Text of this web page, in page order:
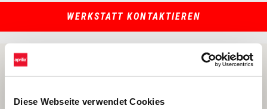
Diese Webseite verwendet Cookies
WERKSTATT KONTAKTIEREN